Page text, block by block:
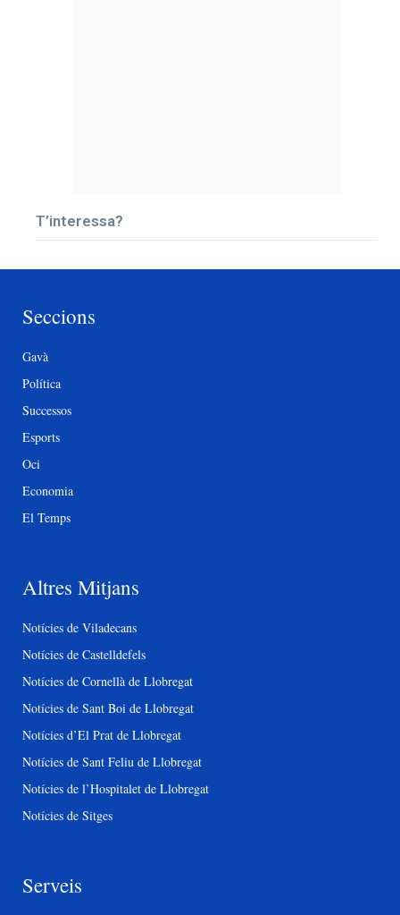
T’interessa?
Seccions
Gavà
Política
Successos
Esports
Oci
Economia
El Temps
Altres Mitjans
Notícies de Viladecans
Notícies de Castelldefels
Notícies de Cornellà de Llobregat
Notícies de Sant Boi de Llobregat
Notícies d’El Prat de Llobregat
Notícies de Sant Feliu de Llobregat
Notícies de l’Hospitalet de Llobregat
Notícies de Sitges
Serveis